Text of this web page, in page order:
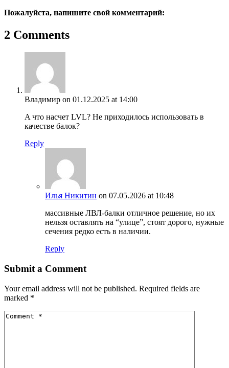
Пожалуйста, напишите свой комментарий:
2 Comments
Владимир on 01.12.2025 at 14:00
A что насчет LVL? Не приходилось использовать в
качестве балок?
Reply
Илья Никитин on 07.05.2026 at 10:48
массивные ЛВЛ-балки отличное решение, но их
нельзя оставлять на “улице”, стоят дорого, нужные
сечения редко есть в наличии.
Reply
Submit a Comment
Your email address will not be published. Required fields are
marked *